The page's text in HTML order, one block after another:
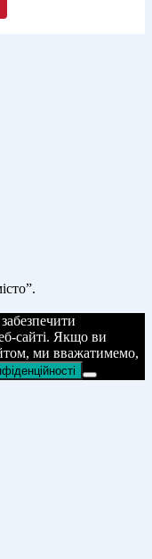
сайті. Якщо ви
ми вважатимемо,